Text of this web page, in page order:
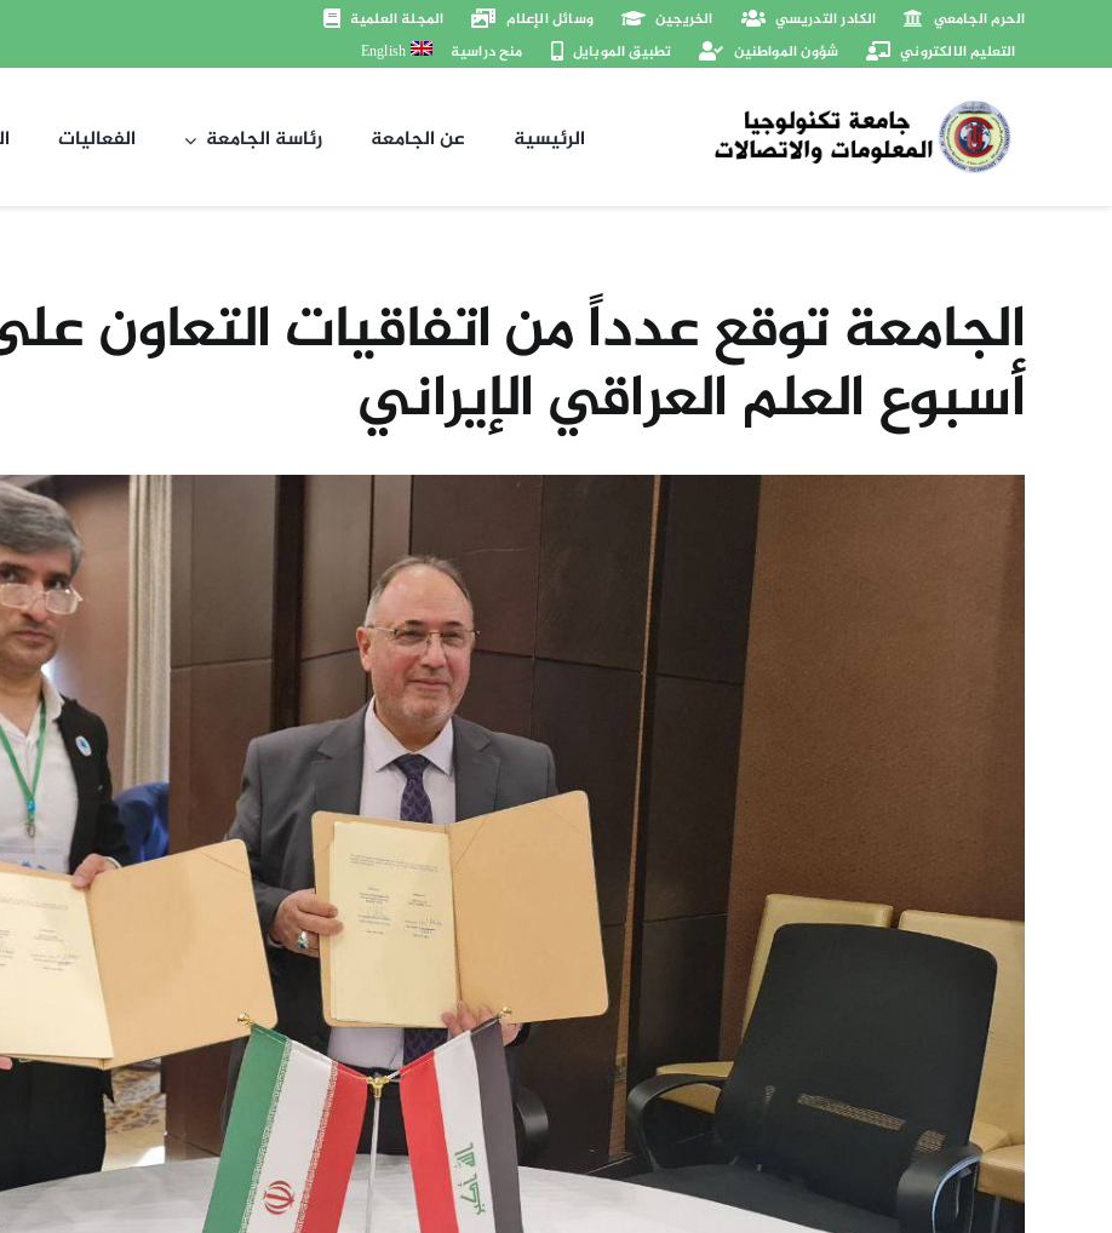
الحرم الجامعي الكادر التدريسي الخريجين وسائل الإعلام
المجلة العلمية
التعليم الالكتروني
شؤون المواطنين تطبيق الموبايل منح دراسية English
الرئيسية عن الجامعة رئاسة الجامعة الفعاليات
الجامعة توقع عدداً من اتفاقيات
أسبوع العلم العراقي الإيراني